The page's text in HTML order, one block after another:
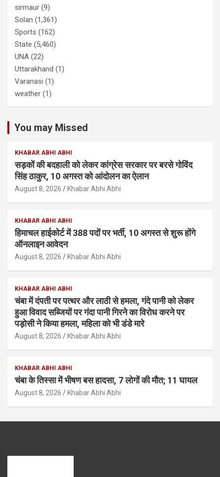
sirmaur (9)
Solan (1,361)
Sports (162)
State (5,460)
UNA (22)
Uttarakhand (1)
Varanasi (1)
weather (1)
You may Missed
KHABAR ABHI ABHI
सड़कों की बदहाली को लेकर कांग्रेस सरकार पर बरसे गोविंद
सिंह ठाकुर, 10 अगस्त को आंदोलन का ऐलान
August 8, 2026 Khabar Abhi Abhi
KHABAR ABHI ABHI
हिमाचल हाईकोर्ट में 388 पदों पर भर्ती, 10 अगस्त से शुरू होंगे
ऑनलाइन आवेदन
August 8, 2026 Khabar Abhi Abhi
KHABAR ABHI ABHI
चंबा में दंपती पर पत्थर और लाठी से हमला, गंदे पानी को लेकर
हुआ विवाद सब्जियों पर गंदा पानी गिरने का विरोध करने पर
पड़ोसी ने किया हमला, महिला को भी डंडे मारे
August 8, 2026 Khabar Abhi Abhi
KHABAR ABHI ABHI
चंबा के तिस्सा में भीषण बस हादसा, 7 लोगों की मौत; 11 घायल
August 8, 2026 Khabar Abhi Abhi